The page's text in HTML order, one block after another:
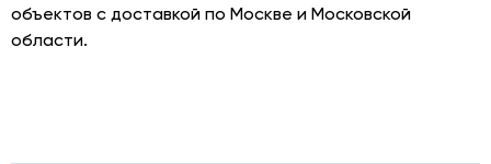
объектов с доставкой по Москве и Московской
области.